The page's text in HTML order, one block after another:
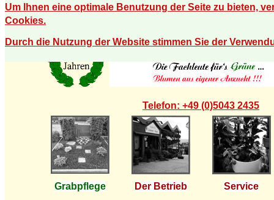
Um Ihnen eine optimale Benutzung der Seite zu bieten,
Cookies.
Durch die Nutzung der Website stimmen Sie der
Telefon: +49 (0)5043 2435
Grabpflege Der Betrieb Service